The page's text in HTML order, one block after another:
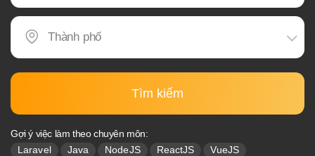
Tìm kiếm
Gợi ý việc làm theo chuyên môn:
Laravel Java NodeJS ReactJS VueJS